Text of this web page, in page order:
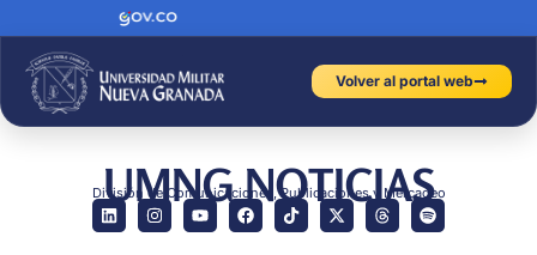
Volver al portal web
UMNG NOTICIAS
División de Comunicaciones, Publicaciones y Mercadeo